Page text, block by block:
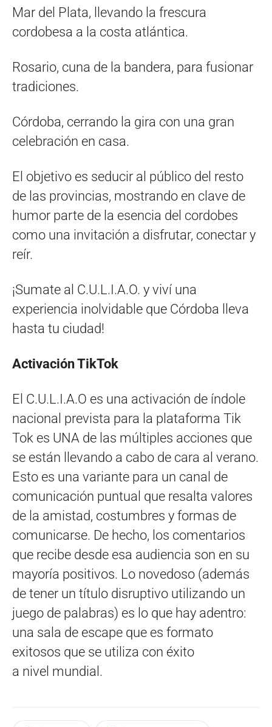
Mar del Plata, llevando la frescura
cordobesa a la costa atlántica.
Rosario, cuna de la bandera, para fusionar
tradiciones.
Córdoba, cerrando la gira con una gran
celebración en casa.
El objetivo es seducir al público del resto
de las provincias, mostrando en clave de
humor parte de la esencia del cordobes
como una invitación a disfrutar, conectar y
reír.
¡Sumate al C.U.L.I.A.O. y viví una
experiencia inolvidable que Córdoba lleva
hasta tu ciudad!
Activación TikTok
El C.U.L.I.A.O es una activación de índole
nacional prevista para la plataforma Tik
Tok es UNA de las múltiples acciones que
se están llevando a cabo de cara al verano.
Esto es una variante para un canal de
comunicación puntual que resalta valores
de la amistad, costumbres y formas de
comunicarse. De hecho, los comentarios
que recibe desde esa audiencia son en su
mayoría positivos. Lo novedoso (además
de tener un título disruptivo utilizando un
juego de palabras) es lo que hay adentro:
una sala de escape que es formato
exitosos que se utiliza con éxito
a nivel mundial.